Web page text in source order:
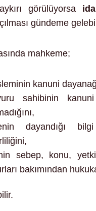
görülüyorsa
gündeme
mahkeme;
kanuni
sahibinin kanuni
dayandığı
sebep, konu,
bakımından